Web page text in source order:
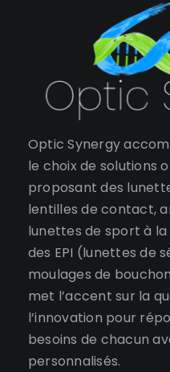
Optic Synergy
le choix de solutions
proposant des
lentilles de contact,
lunettes de sport à
des EPI (lunettes de
moulages de
met l’accent sur la
l’innovation pour
besoins de chacun
personnalisés.